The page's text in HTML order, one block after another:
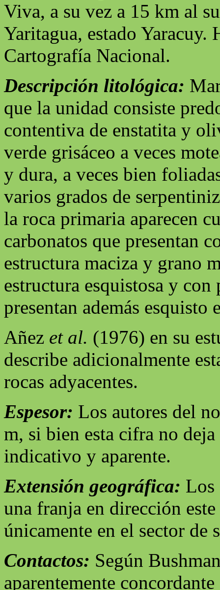
Viva, a su vez a 15 km al
Yaritagua, estado Yaracuy.
Cartografía Nacional.
Descripción litológica:
que la unidad consiste
contentiva de enstatita y
verde grisáceo a veces
y dura, a veces bien
varios grados de
la roca primaria aparecen
carbonatos que presentan
estructura maciza y grano
estructura esquistosa y
presentan además
Añez et al. (1976) en su
describe adicionalmente
rocas adyacentes.
Espesor: Los autores del
m, si bien esta cifra no
indicativo y aparente.
Extensión geográfica: Los
una franja en dirección
únicamente en el sector de
Contactos: Según
aparentemente